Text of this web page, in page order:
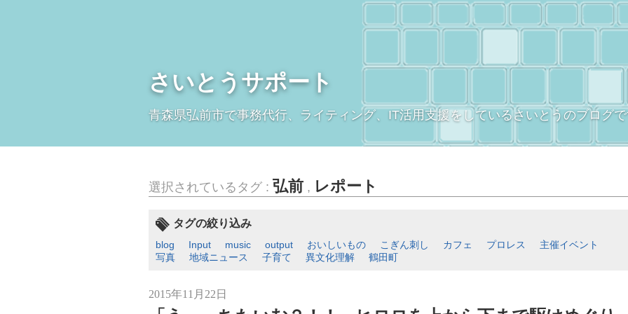
さいとうサポート
青森県弘前市で事務代行、ライティング、IT活用支援をしているさいとうのブログ
選択されているタグ : 弘前 , レポート
タグの絞り込み
blog Input music output おいしいもの こぎん刺し カフェ プロレス
主催イベント
写真
地域ニュース 子育て 異文化理解 鶴田町
2015年11月22日